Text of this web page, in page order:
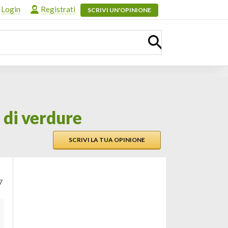
Login Registrati SCRIVI UN'OPINIONE
verdure
SCRIVI LA TUA OPINIONE